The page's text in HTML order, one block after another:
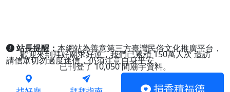
站長提醒：本網站為善意第三方臺灣民俗文化推廣平台，
請信眾切勿過度迷信，仍須注意自身平安。
歡迎來到拜好廟求好運，我們已累積150萬人次造訪
已刊登了10,050間廟宇資料。
捐香積福德